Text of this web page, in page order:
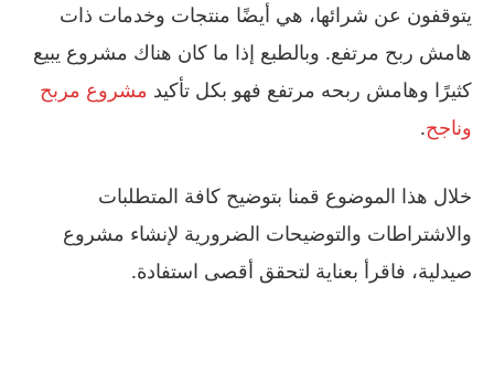
يتوقفون عن شرائها، هي أيضًا منتجات وخدمات ذات
هامش ربح مرتفع. وبالطبع إذا ما كان هناك مشروع يبيع
كثيرًا وهامش ربحه مرتفع فهو بكل تأكيد مشروع مربح
وناجح.
خلال هذا الموضوع قمنا بتوضيح كافة المتطلبات
والاشتراطات والتوضيحات الضرورية لإنشاء مشروع
صيدلية، فاقرأ بعناية لتحقق أقصى استفادة.